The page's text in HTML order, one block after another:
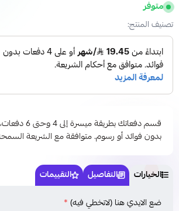
متوفر
تصنيف المنتج:
قسم دفعاتك بطريقة ميسرة إلى 4 وحتى 6 دفعات،
بدون فوائد أو رسوم. متوافقة مع الشريعة
الخيارات التفاصيل التقييمات
ضع الايدي هنا (لاتخطي فيه) *